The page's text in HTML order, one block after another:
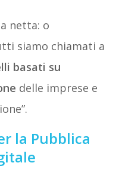
netta: o
siamo chiamati a
basati su
delle imprese e
la Pubblica